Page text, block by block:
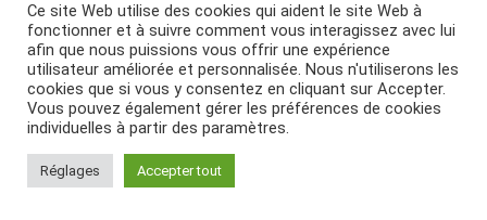
Voie Paulina, Quartier Bellay - 97228 Sainte Luce -
Martinique - 06 74 23 59 66
Ce site Web utilise des cookies qui aident le site Web à
fonctionner et à suivre comment vous interagissez avec lui
afin que nous puissions vous offrir une expérience
utilisateur améliorée et personnalisée. Nous n'utiliserons les
cookies que si vous y consentez en cliquant sur Accepter.
Vous pouvez également gérer les préférences de cookies
individuelles à partir des paramètres.
Réglages Accepter tout